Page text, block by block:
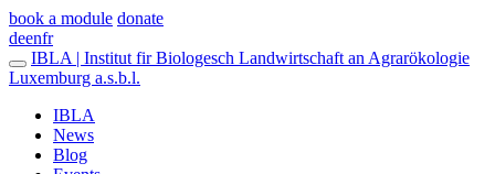
book a module donate
deenfr
IBLA | Institut fir Biologesch Landwirtschaft an Agrarökologie
Luxemburg a.s.b.l.
IBLA
News
Blog